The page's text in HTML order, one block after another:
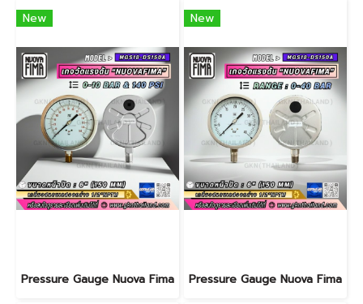
New
Pressure Gauge Nuova Fima
New
Pressure Gauge Nuova Fima